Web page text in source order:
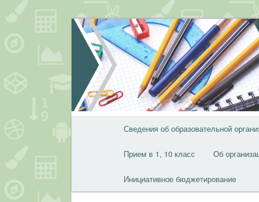
Перейти
к
основному
содержимому
Сведения об образовательной
Прием в 1, 10 класс Об
Инициативное бюджетирование